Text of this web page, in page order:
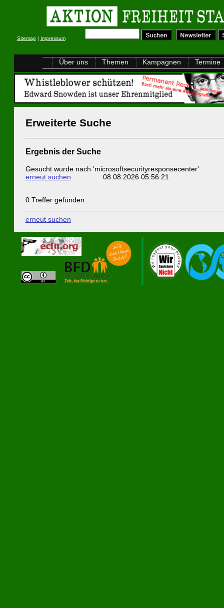
Sitemap| Impressum
Über uns Themen Kampagnen Termine
Erweiterte Suche
Ergebnis der Suche
Gesucht wurde nach 'microsoftsecurityresponsecenter'
erneut suchen 08.08.2026 05:56:21
0 Treffer gefunden
erneut suchen